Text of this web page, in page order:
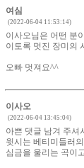
여심
(2022-06-04 11:53:14)
이사오님은 어떤 분
이토록 멋진 장미의
오빠 멋져요^^
이사오
(2022-06-04 13:45:04)
아쁜 댓글 남겨 주셔
윗시는 베티미들러
심금을 울리는 곡이